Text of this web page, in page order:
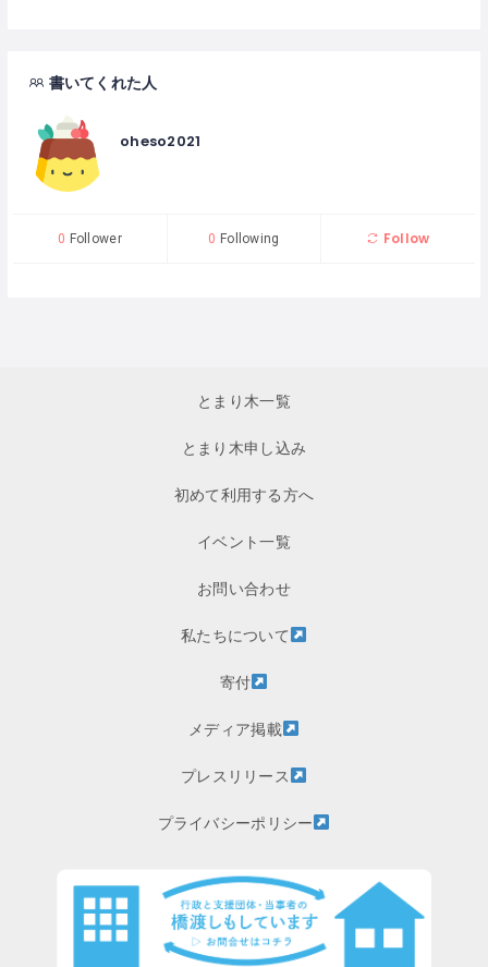
書いてくれた人
oheso2021
0 Follower 0 Following Follow
とまり木一覧
とまり木申し込み
初めて利用する方へ
イベント一覧
お問い合わせ
私たちについて
寄付
メディア掲載
プレスリリース
プライバシーポリシー